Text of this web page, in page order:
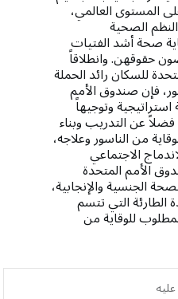
المستوى العالمي،
الصحية
صحة أشد الفتيات
حقوقهن. وانطلاقاً
للسكان رائد الحملة
فإن صندوق الأمم
وتوجيهاً
فضلاً عن التدريب وبناء
من الناسور وعلاجه،
الاجتماعي
الأمم المتحدة
الجنسية والإنجابية،
التي تتسم
للوقاية من